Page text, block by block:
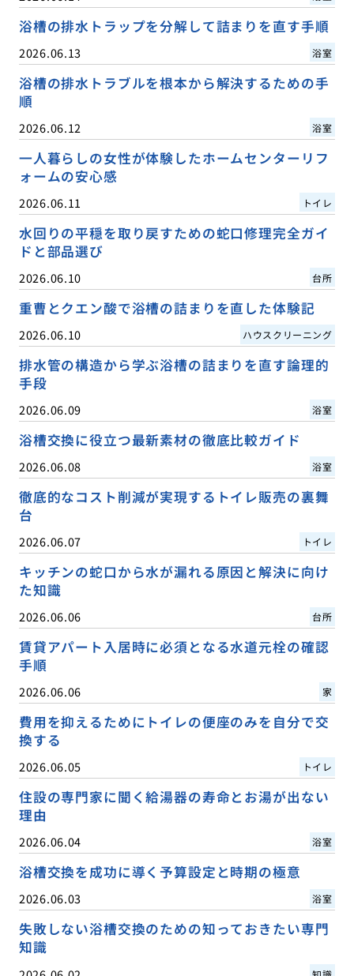
浴槽の排水トラップを分解して詰まりを直す手順
2026.06.13 浴室
浴槽の排水トラブルを根本から解決するための手
順
2026.06.12 浴室
一人暮らしの女性が体験したホームセンターリフ
ォームの安心感
2026.06.11 トイレ
水回りの平穏を取り戻すための蛇口修理完全ガイ
ドと部品選び
2026.06.10 台所
重曹とクエン酸で浴槽の詰まりを直した体験記
2026.06.10 ハウスクリーニング
排水管の構造から学ぶ浴槽の詰まりを直す論理的
手段
2026.06.09 浴室
浴槽交換に役立つ最新素材の徹底比較ガイド
2026.06.08 浴室
徹底的なコスト削減が実現するトイレ販売の裏舞
台
2026.06.07 トイレ
キッチンの蛇口から水が漏れる原因と解決に向け
た知識
2026.06.06 台所
賃貸アパート入居時に必須となる水道元栓の確認
手順
2026.06.06 家
費用を抑えるためにトイレの便座のみを自分で交
換する
2026.06.05 トイレ
住設の専門家に聞く給湯器の寿命とお湯が出ない
理由
2026.06.04 浴室
浴槽交換を成功に導く予算設定と時期の極意
2026.06.03 浴室
失敗しない浴槽交換のための知っておきたい専門
知識